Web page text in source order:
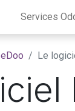
Services
Le